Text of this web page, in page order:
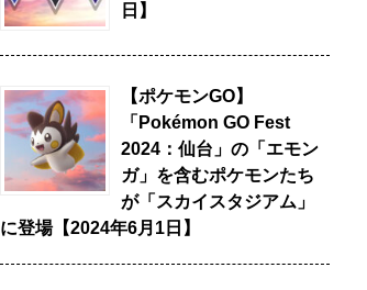
日】
【ポケモンGO】
「Pokémon GO Fest
2024：仙台」の「エモン
ガ」を含むポケモンたち
が「スカイスタジアム」
に登場【2024年6月1日】